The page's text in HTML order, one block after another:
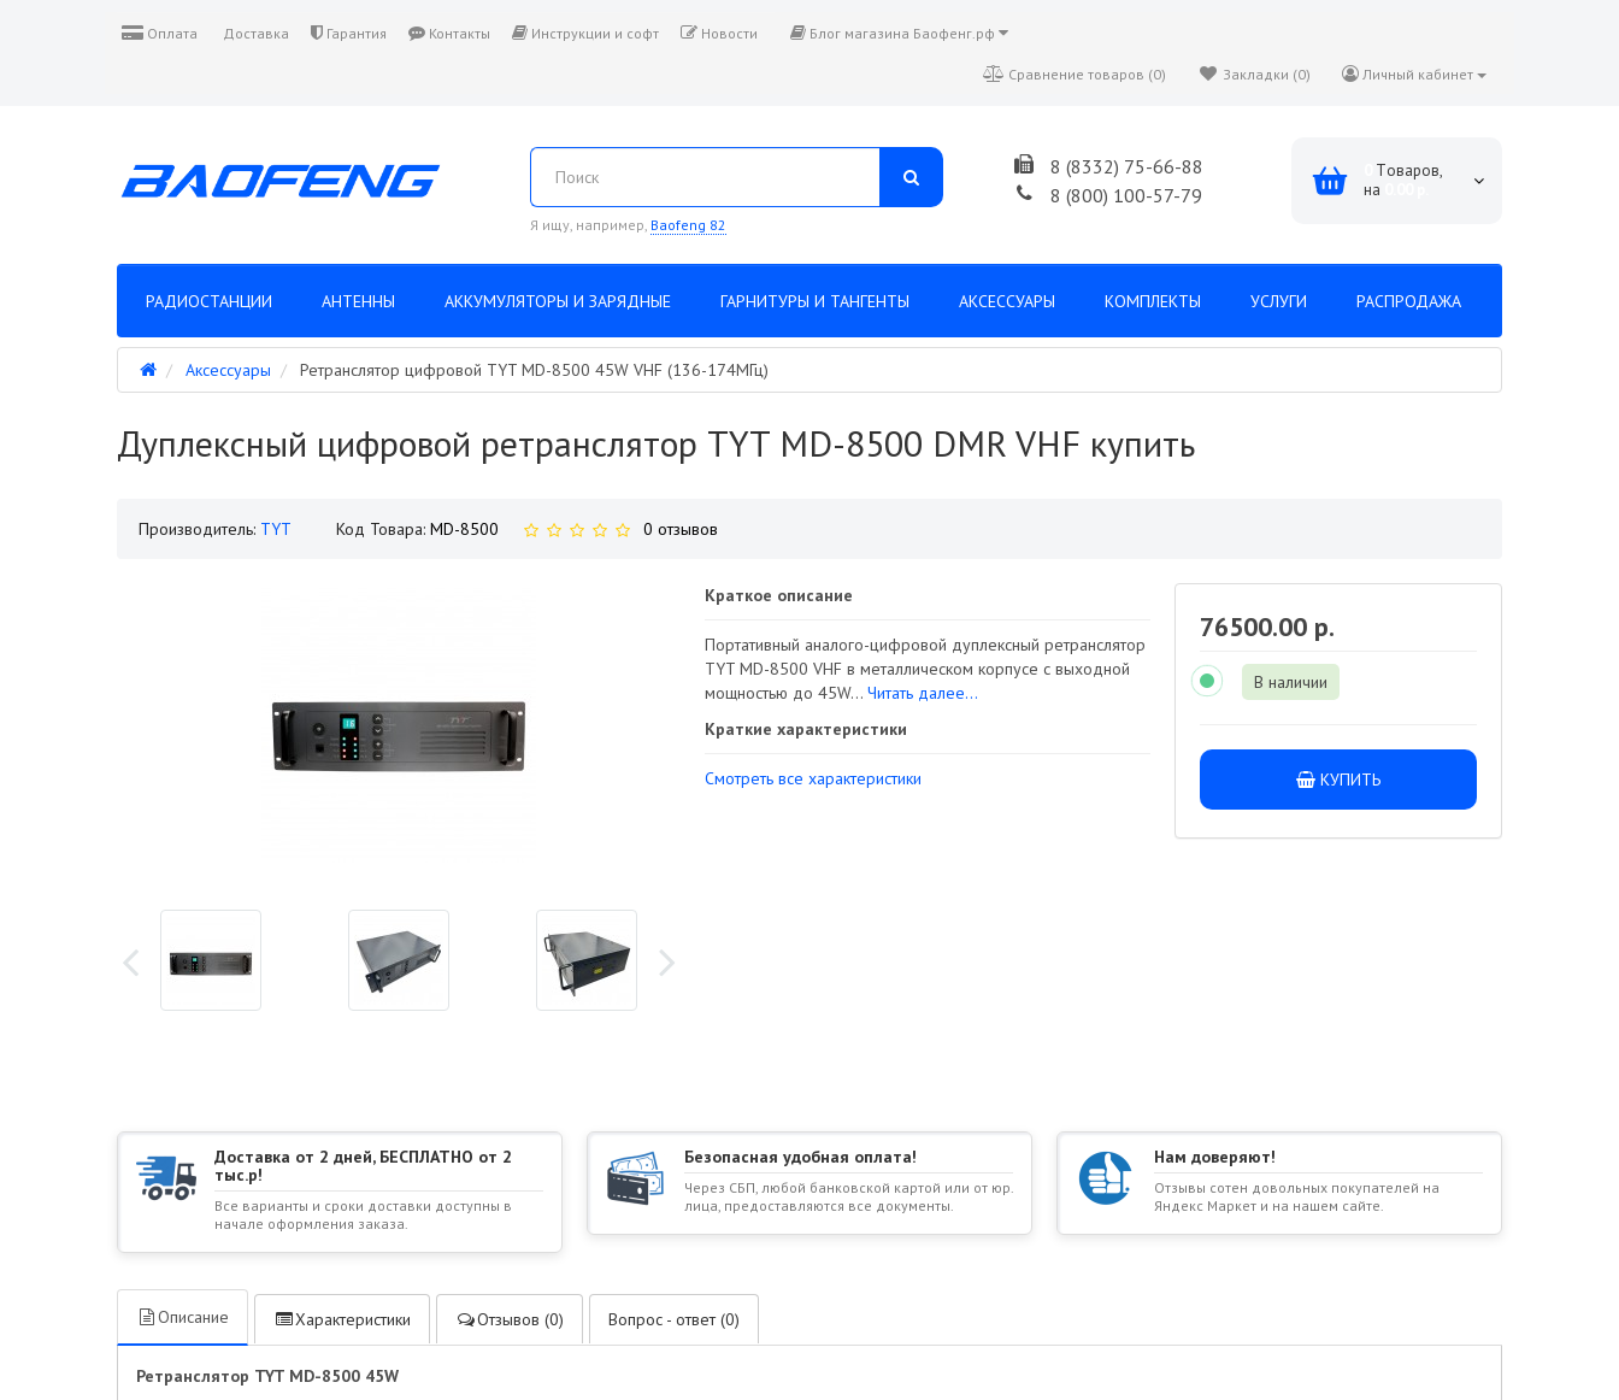
Оплата Доставка Гарантия Контакты Инструкции и софт Новости Блог магазина Баофенг.рф
Личный кабинет
Закладки (0)
Сравнение товаров (0)
8 (8332) 75-66-88
8 (800) 100-57-79
Tоваров,
на
Я ищу, например, Baofeng 82
РАДИОСТАНЦИИ АНТЕННЫ АККУМУЛЯТОРЫ И ЗАРЯДНЫЕ ГАРНИТУРЫ И ТАНГЕНТЫ АКСЕССУАРЫ КОМПЛЕКТЫ УСЛУГИ РАСПРОДАЖА
Аксессуары Ретранслятор цифровой TYT MD-8500 45W VHF (136-174МГц)
Дуплексный цифровой ретранслятор TYT MD-8500 DMR VHF купить
Производитель: TYT Код Товара: MD-8500 0 отзывов
Краткое описание
Портативный аналого-цифровой дуплексный ретранслятор
TYT MD-8500 VHF в металлическом корпусе с выходной
мощностью до 45W... Читать далее...
Краткие характеристики
Смотреть все характеристики
76500.00 р.
В наличии
КУПИТЬ
Доставка от 2 дней, БЕСПЛАТНО от 2
тыс.р!
Все варианты и сроки доставки доступны в
начале оформления заказа.
Безопасная удобная оплата!
Через СБП, любой банковской картой или от юр.
лица, предоставляются все документы.
Нам доверяют!
Отзывы сотен довольных покупателей на
Яндекс Маркет и на нашем сайте.
Описание Характеристики Отзывов (0) Вопрос - ответ (0)
Ретранслятор TYT MD-8500 45W